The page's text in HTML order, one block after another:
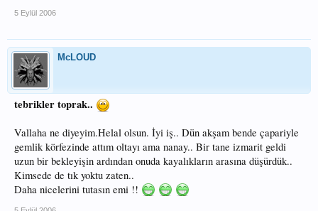
5 Eylül 2006
McLOUD
tebrikler toprak..
Vallaha ne diyeyim.Helal olsun. İyi iş.. Dün akşam bende çapariyle
gemlik körfezinde attım oltayı ama nanay.. Bir tane izmarit geldi
uzun bir bekleyişin ardından onuda kayalıkların arasına düşürdük..
Kimsede de tık yoktu zaten..
Daha nicelerini tutasın emi !!